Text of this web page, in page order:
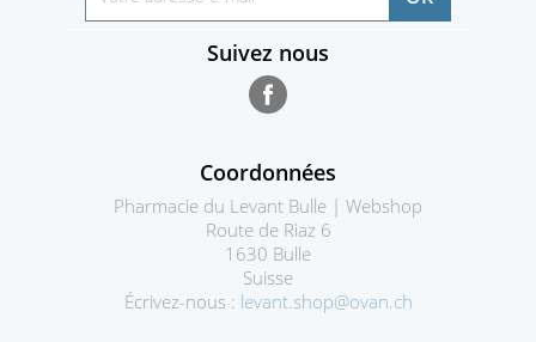
Suivez nous
Coordonnées
Pharmacie du Levant Bulle | Webshop
Route de Riaz 6
1630 Bulle
Suisse
Écrivez-nous : levant.shop@ovan.ch